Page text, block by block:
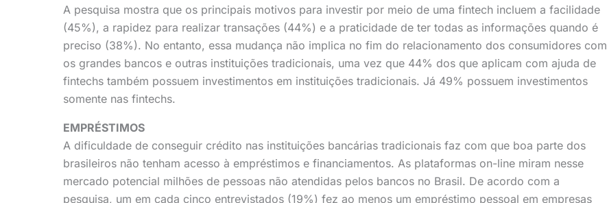
A pesquisa mostra que os principais motivos para investir por meio de uma fintech incluem a facilidade
(45%), a rapidez para realizar transações (44%) e a praticidade de ter todas as informações quando é
preciso (38%). No entanto, essa mudança não implica no fim do relacionamento dos consumidores com
os grandes bancos e outras instituições tradicionais, uma vez que 44% dos que aplicam com ajuda de
fintechs também possuem investimentos em instituições tradicionais. Já 49% possuem investimentos
somente nas fintechs.
EMPRÉSTIMOS
A dificuldade de conseguir crédito nas instituições bancárias tradicionais faz com que boa parte dos
brasileiros não tenham acesso à empréstimos e financiamentos. As plataformas on-line miram nesse
mercado potencial milhões de pessoas não atendidas pelos bancos no Brasil. De acordo com a
pesquisa, um em cada cinco entrevistados (19%) fez ao menos um empréstimo pessoal em empresas